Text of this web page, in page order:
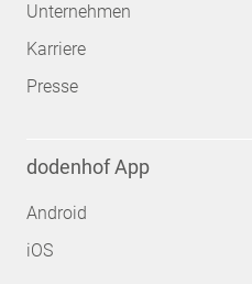
Unternehmen
Karriere
Presse
dodenhof App
Android
iOS